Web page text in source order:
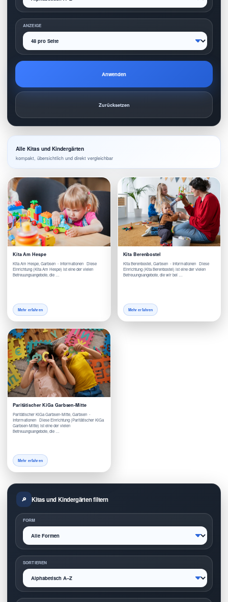
ANZEIGE
Anwenden
Zurücksetzen
Alle Kitas und Kindergärten
kompakt, übersichtlich und direkt vergleichbar
Kita Am Hespe
Kita Am Hespe, Garbsen - Informationen Diese
Einrichtung (Kita Am Hespe) ist eine der vielen
Betreuungsangebote, die …
Mehr erfahren
Kita Berenbostel
Kita Berenbostel, Garbsen - Informationen Diese
Einrichtung (Kita Berenbostel) ist eine der vielen
Betreuungsangebote, die wir bei …
Mehr erfahren
Paritätischer KiGa Garbsen-Mitte
Paritätischer KiGa Garbsen-Mitte, Garbsen -
Informationen Diese Einrichtung (Paritätischer KiGa
Garbsen-Mitte) ist eine der vielen
Betreuungsangebote, die …
Mehr erfahren
Kitas und Kindergärten filtern
FORM
SORTIEREN